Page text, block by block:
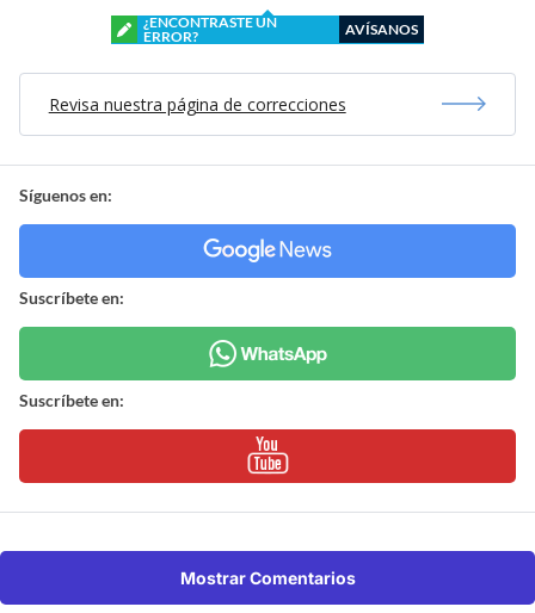
¿ENCONTRASTE UN
ERROR?
AVÍSANOS
Revisa nuestra página de correcciones
Síguenos en:
Suscríbete en:
Suscríbete en:
Mostrar Comentarios